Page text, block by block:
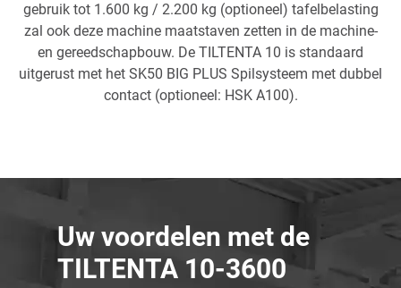
gebruik tot 1.600 kg / 2.200 kg (optioneel) tafelbelasting
zal ook deze machine maatstaven zetten in de machine-
en gereedschapbouw. De TILTENTA 10 is standaard
uitgerust met het SK50 BIG PLUS Spilsysteem met dubbel
contact (optioneel: HSK A100).
Uw voordelen met de
TILTENTA 10-3600